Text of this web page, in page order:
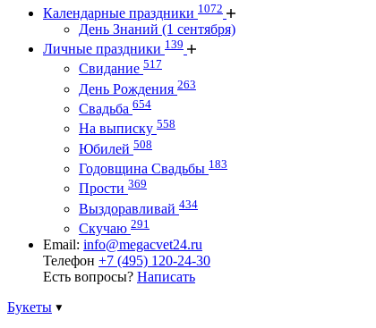
Календарные праздники 1072
День Знаний (1 сентября)
Личные праздники 139
Свидание 517
День Рождения 263
Свадьба 654
На выписку 558
Юбилей 508
Годовщина Свадьбы 183
Прости 369
Выздоравливай 434
Скучаю 291
Email: info@megacvet24.ru
Телефон +7 (495) 120-24-30
Есть вопросы? Написать
Букеты